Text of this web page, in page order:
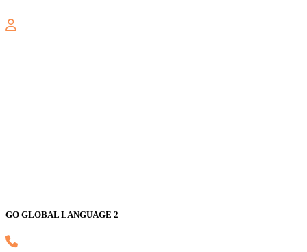
GO GLOBAL LANGUAGE 2